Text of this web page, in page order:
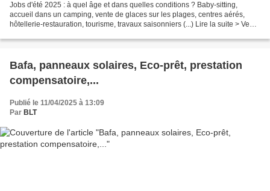
Jobs d'été 2025 : à quel âge et dans quelles conditions ? Baby-sitting,
accueil dans un camping, vente de glaces sur les plages, centres aérés,
hôtellerie-restauration, tourisme, travaux saisonniers (...) Lire la suite > Vente
Bafa, panneaux solaires, Eco-prêt, prestation
compensatoire,...
Publié le 11/04/2025 à 13:09
Par BLT